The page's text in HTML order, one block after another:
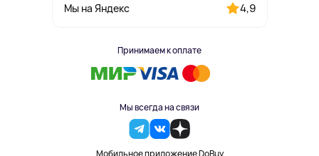
Мы на Яндекс 4,9
Принимаем к оплате
Мы всегда на связи
Мобильное приложение DoBuy